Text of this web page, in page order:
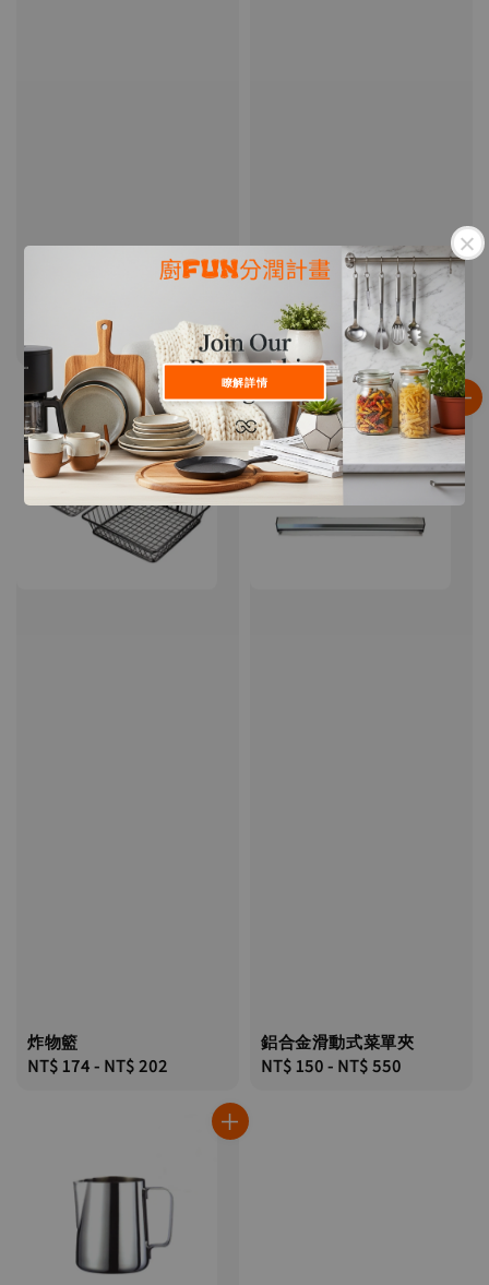
瞭解詳情
按壓式密封罐
Regular
price
NT$ 130 - NT$ 350
多功能碎菜料理器
Regular
price
NT$ 169 NT$ 199
炸物籃
Regular
NT$ 174- NT$ 202
鋁合金滑動式菜單夾
Regular
NT$ 150- NT$ 550